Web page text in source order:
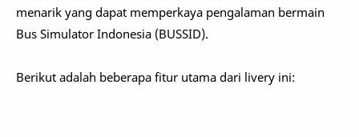
menarik yang dapat memperkaya pengalaman bermain
Bus Simulator Indonesia (BUSSID).
Berikut adalah beberapa fitur utama dari livery ini: